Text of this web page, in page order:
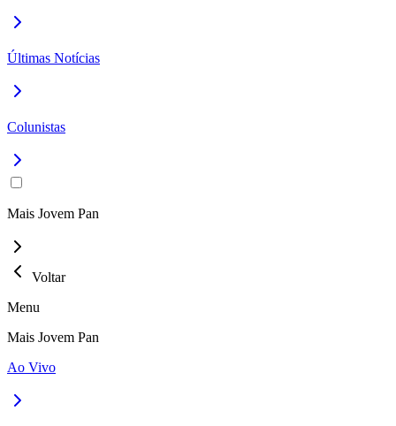
Últimas Notícias
Colunistas
Mais Jovem Pan
Voltar
Menu
Mais Jovem Pan
Ao Vivo